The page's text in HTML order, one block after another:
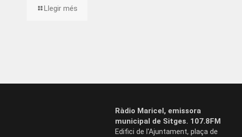
Llegir més
Ràdio Maricel, emissora
municipal de Sitges. 107.8FM
Edifici de l'Ajuntament, plaça de